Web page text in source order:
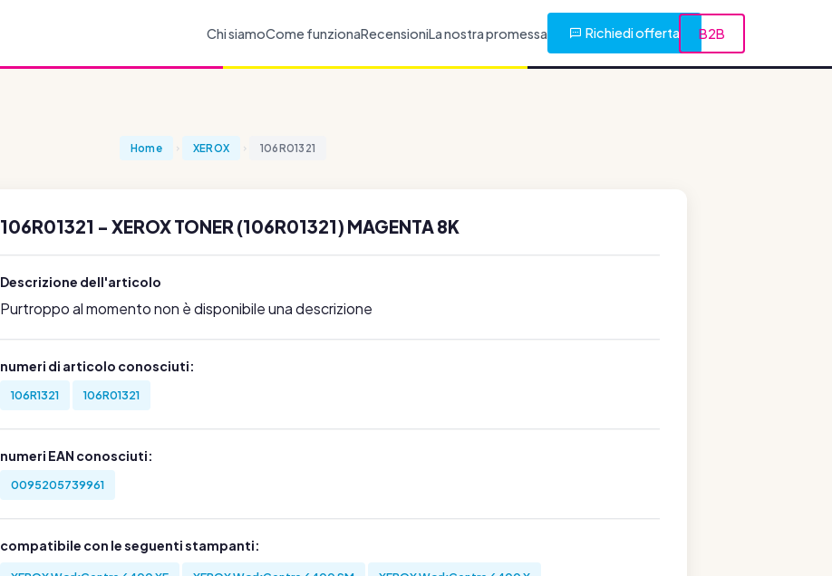
Chi siamoCome funzionaRecensioniLa nostra promessa Richiedi offerta B2B
Home XEROX 106R01321
106R01321 - XEROX TONER (106R01321) MAGENTA 8K
Descrizione dell'articolo
Purtroppo al momento non è disponibile una descrizione
numeri di articolo conosciuti:
106R1321 106R01321
numeri EAN conosciuti:
0095205739961
compatibile con le seguenti stampanti: